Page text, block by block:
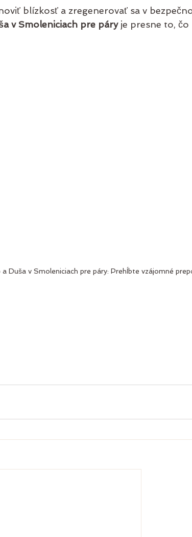
blízkosť a zregenerovať sa v
v Smoleniciach pre páry je presne to, čo
Duša v Smoleniciach pre páry: Prehĺbte vzájomné